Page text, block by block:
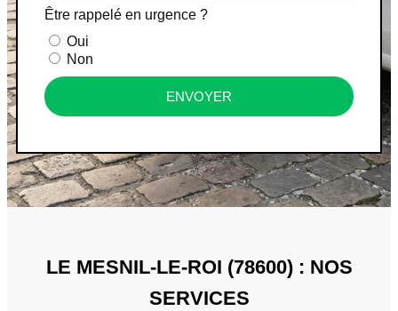
Être rappelé en urgence ?
Oui
Non
ENVOYER
LE MESNIL-LE-ROI (78600) : NOS
SERVICES